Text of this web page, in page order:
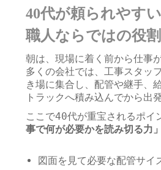
40代が頼られやす
職人ならではの役
朝は、現場に着く前から仕事
多くの会社では、工事スタッ
き場に集合し、配管や継手、
トラックへ積み込んでから出
ここで40代が重宝されるポイ
事で何が必要かを読み切る力」
図面を見て必要な配管サイ